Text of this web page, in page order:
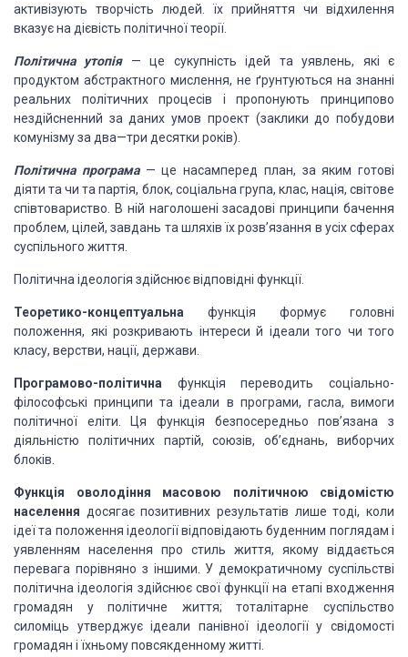
активізують творчість людей. їх прийняття чи відхилення
вказує на дієвість політичної теорії.
Політична утопія— це сукупність ідей та уявлень, які є
продуктом абстрактного мислення, не ґрунтуються на знанні
реальних політичних процесів і пропонують принципово
нездійсненний за даних умов проект (заклики до побудови
комунізму за два—три десятки років).
Політична програма— це насамперед план, за яким готові
діяти та чи та партія, блок, соціальна група, клас, нація, світове
співтовариство. В ній наголошені засадові принципи бачення
проблем, цілей, завдань та шляхів їх розв’язання в усіх сферах
суспільного життя.
Політична ідеологія здійснює відповідні функції.
Теоретико-концептуальна функція формує головні
положення, які розкривають інтереси й ідеали того чи того
класу, верстви, нації, держави.
Програмово-політична функція переводить соціально-
філософські принципи та ідеали в програми, гасла, вимоги
політичної еліти. Ця функція безпосередньо пов’язана з
діяльністю політичних партій, союзів, об’єднань, виборчих
блоків.
Функція оволодіння масовою політичною свідомістю
населення досягає позитивних результатів лише тоді, коли
ідеї та положення ідеології відповідають буденним поглядам і
уявленням населення про стиль життя, якому віддається
перевага порівняно з іншими. У демократичному суспільстві
політична ідеологія здійснює свої функції на етапі входження
громадян у політичне життя; тоталітарне суспільство
силоміць утверджує ідеали панівної ідеології у свідомості
громадян і їхньому повсякденному житті.